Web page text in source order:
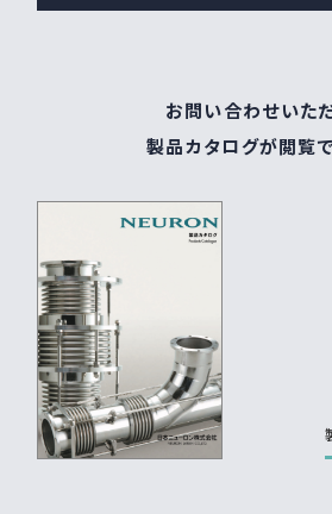
お問い合わせいた
製品カタログが閲覧